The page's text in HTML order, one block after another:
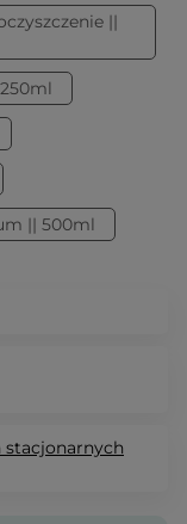
||
|| 500ml